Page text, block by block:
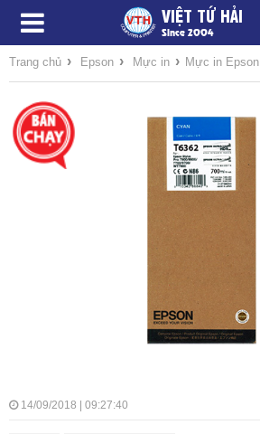
VIỆT TỨ HẢI
Since 2004
Trang chủ › Epson › Mực in › Mực in Epson
14/09/2018 | 09:27:40